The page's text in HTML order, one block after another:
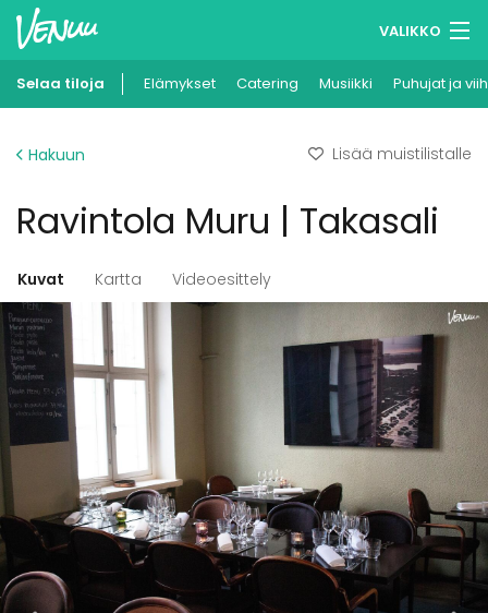
VALIKKO
Muistilistasi
Ilmoita kohteesi
Selaa tiloja Elämykset Catering Musiikki Puhujat ja
Hakuun Lisää muistilistalle
Ravintola Muru | Takasali
Kuvat Kartta Videoesittely